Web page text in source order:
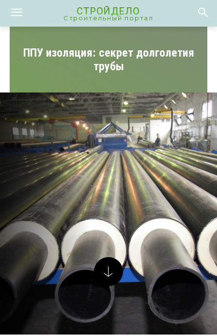
СТРОЙДЕЛО
Строительный портал
ППУ изоляция: секрет долголетия
трубы